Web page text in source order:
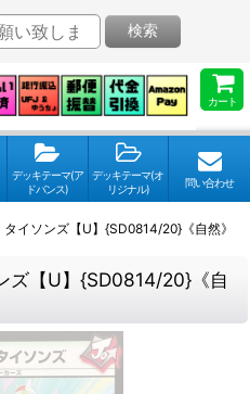
カート
検索
デッキテーマ(ア
ドバンス)
デッキテーマ(オ
リジナル)
問い合わせ
タイソンズ【U】{SD0814/20}《自然》
ズ【U】{SD0814/20}《自